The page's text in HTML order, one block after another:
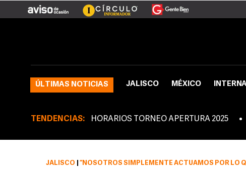
ÚLTIMAS NOTICIAS JALISCO MÉXICO
TENDENCIAS: HORARIOS TORNEO APERTURA 2025
JALISCO “NOSOTROS SIMPLEMENTE ACTUAMOS POR LO QUE ES NUESTRA